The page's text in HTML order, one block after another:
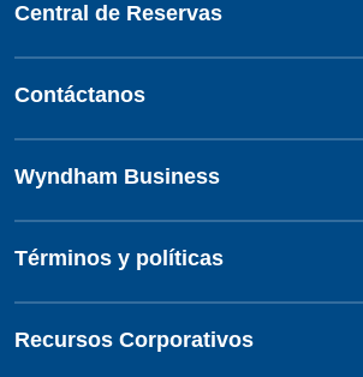
Central de Reservas
Contáctanos
Wyndham Business
Términos y políticas
Recursos Corporativos